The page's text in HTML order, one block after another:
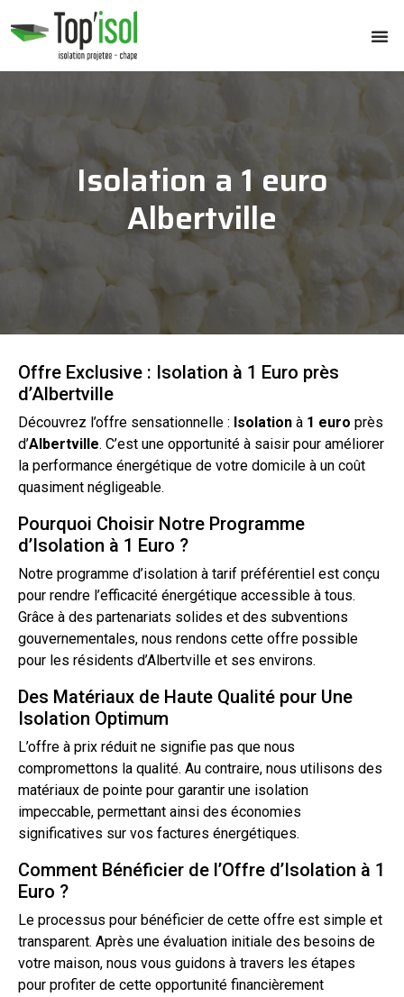
Isolation a 1 euro
Albertville
Offre Exclusive : Isolation à 1 Euro près
d’Albertville
Découvrez l’offre sensationnelle : Isolation à 1 euro près
d’Albertville. C’est une opportunité à saisir pour améliorer
la performance énergétique de votre domicile à un coût
quasiment négligeable.
Pourquoi Choisir Notre Programme
d’Isolation à 1 Euro ?
Notre programme d’isolation à tarif préférentiel est conçu
pour rendre l’efficacité énergétique accessible à tous.
Grâce à des partenariats solides et des subventions
gouvernementales, nous rendons cette offre possible
pour les résidents d’Albertville et ses environs.
Des Matériaux de Haute Qualité pour Une
Isolation Optimum
L’offre à prix réduit ne signifie pas que nous
compromettons la qualité. Au contraire, nous utilisons des
matériaux de pointe pour garantir une isolation
impeccable, permettant ainsi des économies
significatives sur vos factures énergétiques.
Comment Bénéficier de l’Offre d’Isolation à 1
Euro ?
Le processus pour bénéficier de cette offre est simple et
transparent. Après une évaluation initiale des besoins de
votre maison, nous vous guidons à travers les étapes
pour profiter de cette opportunité financièrement